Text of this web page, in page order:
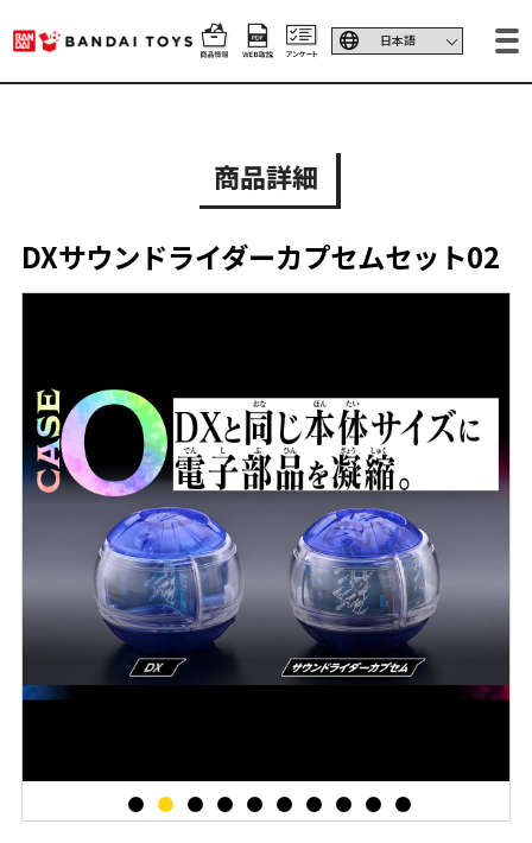
商品詳細
DXサウンドライダーカプセムセット02